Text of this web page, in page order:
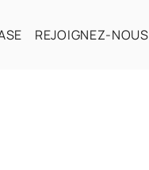
REJOIGNEZ-NOUS